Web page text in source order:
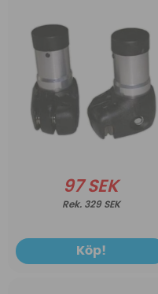
97 SEK
329 SEK
Köp!